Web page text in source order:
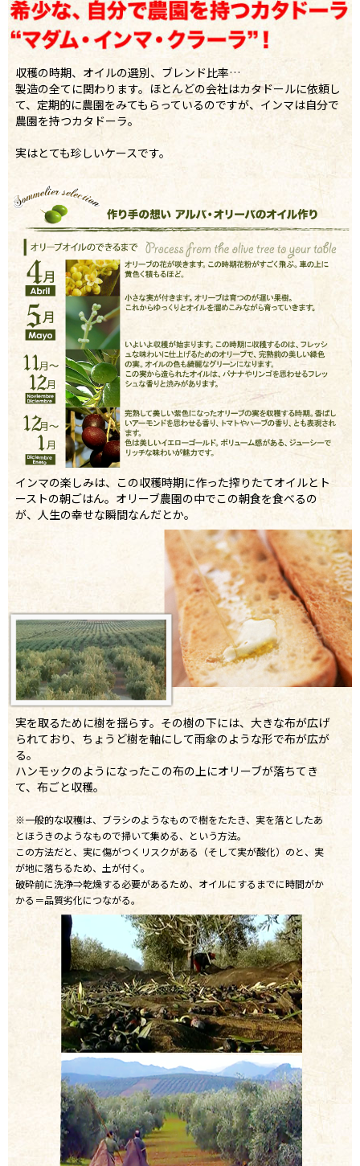
収穫の時期、オイルの選別、ブレンド比率…
製造の全てに関わります。ほとんどの会社はカタドールに依頼し
て、定期的に農園をみてもらっているのですが、インマは自分で
農園を持つカタドーラ。
実はとても珍しいケースです。
インマの楽しみは、この収穫時期に作った搾りたてオイルとト
ーストの朝ごはん。オリーブ農園の中でこの朝食を食べるの
が、人生の幸せな瞬間なんだとか。
実を取るために樹を揺らす。その樹の下には、大きな布が広げ
られており、ちょうど樹を軸にして雨傘のような形で布が広が
る。
ハンモックのようになったこの布の上にオリーブが落ちてき
て、布ごと収穫。
※一般的な収穫は、ブラシのようなもので樹をたたき、実を落としたあ
とほうきのようなもので掃いて集める、という方法。
この方法だと、実に傷がつくリスクがある（そして実が酸化）のと、実
が地に落ちるため、土が付く。
破砕前に洗浄⇒乾燥する必要があるため、オイルにするまでに時間がか
かる＝品質劣化につながる。